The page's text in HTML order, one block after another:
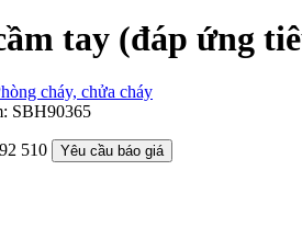
tay (đáp ứng
cháy, chửa cháy
SBH90365
510 Yêu cầu báo giá